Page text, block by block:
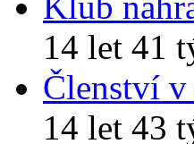
14 let 41
Členství v
14 let 43